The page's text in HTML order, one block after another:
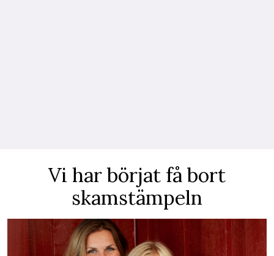
Vi har börjat få bort
skamstämpeln